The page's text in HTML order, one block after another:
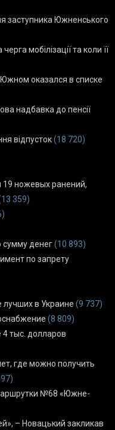
заступника Южненського
мобілізації та коли її
оказался в списке
надбавка до пенсії
відпусток(18 720)
ножевых ранений,
359)
денег(10 893)
по запрету
лучших в Украине (9 737)
(8 809)
тыс. долларов
где можно получить
№68 «Южне-
– Новацький закликав